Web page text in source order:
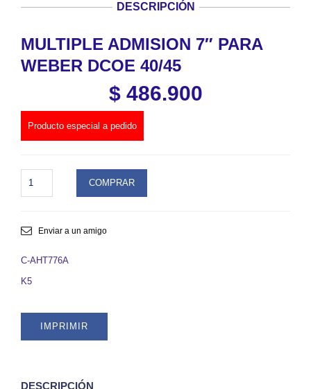
DESCRIPCIÓN
MULTIPLE ADMISION 7″ PARA
WEBER DCOE 40/45
$486.900
Producto especial a pedido
ADMISION
WEBER
40/45.
C-
quantity
COMPRAR
Enviar a un amigo
C-AHT776A
K5
IMPRIMIR
DESCRIPCIÓN